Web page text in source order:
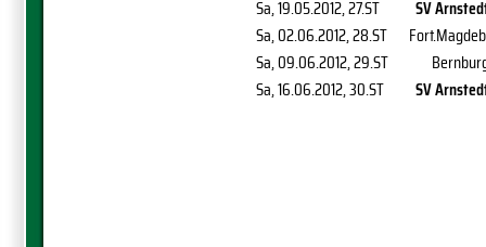
Sa, 19.05.2012, 27.ST
SV
Sa, 02.06.2012, 28.ST
Sa, 09.06.2012, 29.ST
Sa, 16.06.2012, 30.ST SV